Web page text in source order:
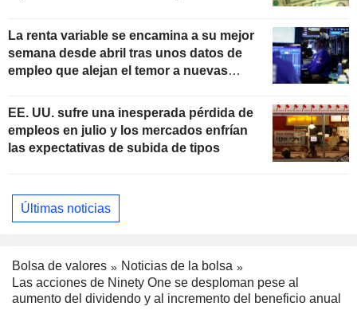
La renta variable se encamina a su mejor
semana desde abril tras unos datos de
empleo que alejan el temor a nuevas
EE. UU. sufre una inesperada pérdida de
empleos en julio y los mercados enfrían
las expectativas de subida de tipos
Últimas noticias
Bolsa de valores
Noticias de la bolsa
Las acciones de Ninety One se desploman pese al
aumento del dividendo y al incremento del beneficio anual